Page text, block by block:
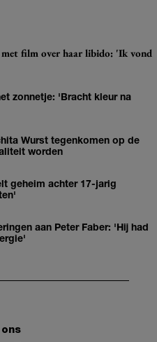
film over haar libido: 'Ik vond
zonnetje: 'Bracht kleur na
Wurst tegenkomen op de
worden
geheim achter 17-jarig
aan Peter Faber: 'Hij had